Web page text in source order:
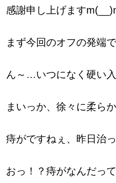
感謝申し上げます
まず今回のオフの発端
ん～…いつになく硬い入
まいっか、徐々に柔ら
痔がですねぇ、昨日治
おっ！？痔がなんだっ